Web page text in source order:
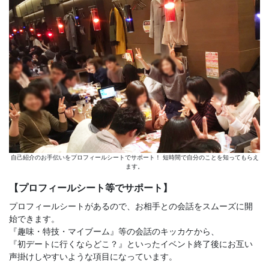
自己紹介のお手伝いをプロフィールシートでサポート！ 短時間で自分のことを知ってもらえ
ます。
【プロフィールシート等でサポート】
プロフィールシートがあるので、お相手との会話をスムーズに開
始できます。
『趣味・特技・マイブーム』等の会話のキッカケから、
『初デートに行くならどこ？』といったイベント終了後にお互い
声掛けしやすいような項目になっています。